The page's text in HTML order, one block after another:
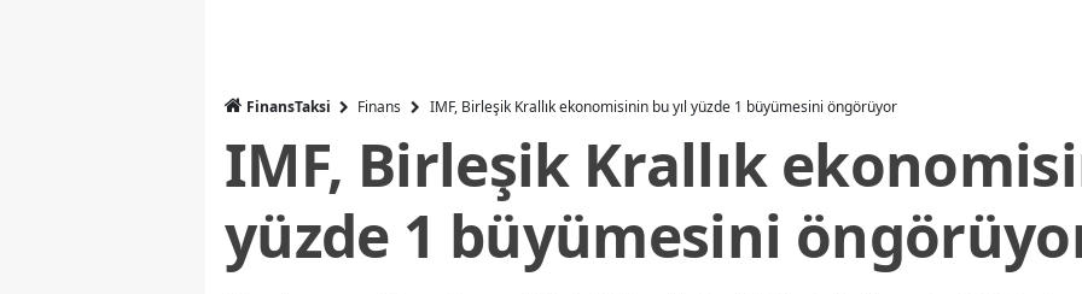
FinansTaksi Finans IMF, Birleşik Krallık ekonomisinin bu yıl yüzde 1 büyümesini öngörüyor
IMF, Birleşik Krallık
yüzde 1 büyümesini